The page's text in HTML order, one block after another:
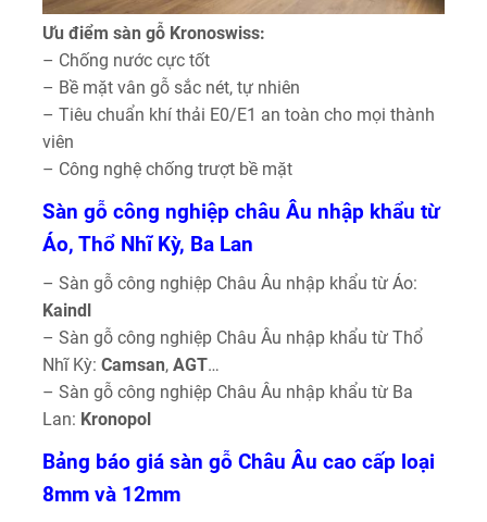
Ưu điểm sàn gỗ Kronoswiss:
– Chống nước cực tốt
– Bề mặt vân gỗ sắc nét, tự nhiên
– Tiêu chuẩn khí thải E0/E1 an toàn cho mọi thành
viên
– Công nghệ chống trượt bề mặt
Sàn gỗ công nghiệp châu Âu nhập khẩu từ
Áo, Thổ Nhĩ Kỳ, Ba Lan
– Sàn gỗ công nghiệp Châu Âu nhập khẩu từ Áo:
Kaindl
– Sàn gỗ công nghiệp Châu Âu nhập khẩu từ Thổ
Nhĩ Kỳ: Camsan, AGT…
– Sàn gỗ công nghiệp Châu Âu nhập khẩu từ Ba
Lan: Kronopol
Bảng báo giá sàn gỗ Châu Âu cao cấp loại
8mm và 12mm